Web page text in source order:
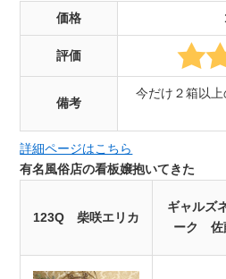
価格
評価
備考
今だけ２箱以
詳細ページはこちら
有名風俗店の看板嬢抱いてきた
123Q 柴咲エリカ
ギャルズ
ーク 佐